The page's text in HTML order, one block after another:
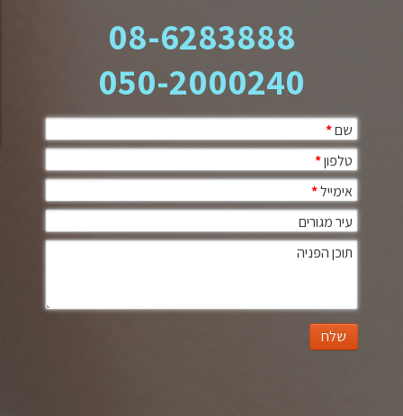
08-6283888
050-2000240
שם*
טלפון*
אימייל*
עיר מגורים
תוכן הפניה
שלח